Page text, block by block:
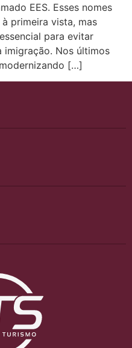
EES. Esses nomes
primeira vista, mas
para evitar
imigração. Nos últimos
[…]